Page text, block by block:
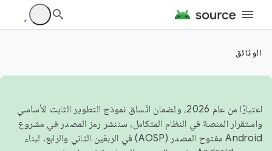
الوثائق
اعتبارًا من عام 2026، ولضمان اتّساق نموذج التطوير الثابت الأساسي
واستقرار المنصة في النظام المتكامل، سننشر رمز المصدر في مشروع
Android مفتوح المصدر (AOSP) في الربعَين الثاني والرابع. لبناء